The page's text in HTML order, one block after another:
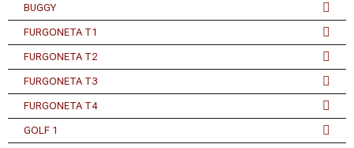
BUGGY
FURGONETA T1
FURGONETA T2
FURGONETA T3
FURGONETA T4
GOLF 1